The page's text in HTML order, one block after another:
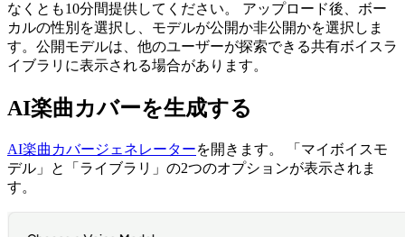
なくとも10分間提供してください。 アップロード後、ボー
カルの性別を選択し、モデルが公開か非公開かを選択しま
す。公開モデルは、他のユーザーが探索できる共有ボイスラ
イブラリに表示される場合があります。
AI楽曲カバーを生成する
AI楽曲カバージェネレーターを開きます。 「マイボイスモ
デル」と「ライブラリ」の2つのオプションが表示されま
す。